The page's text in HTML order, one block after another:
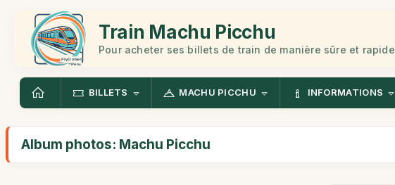
Train Machu Picchu
Pour acheter ses billets de train de manière sûre et rapide
BILLETS MACHU PICCHU INFORMATIONS
Album photos: Machu Picchu